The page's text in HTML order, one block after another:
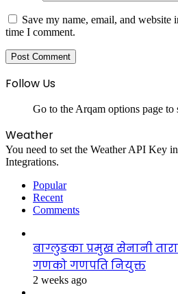
Save my name, email, and website
time I comment.
Follow Us
Go to the Arqam options page to
Weather
You need to set the Weather API Key
Integrations.
Popular
Recent
Comments
बाग्लुङका प्रमुख सेनानी
गणको गणपति नियुक्त
2 weeks ago